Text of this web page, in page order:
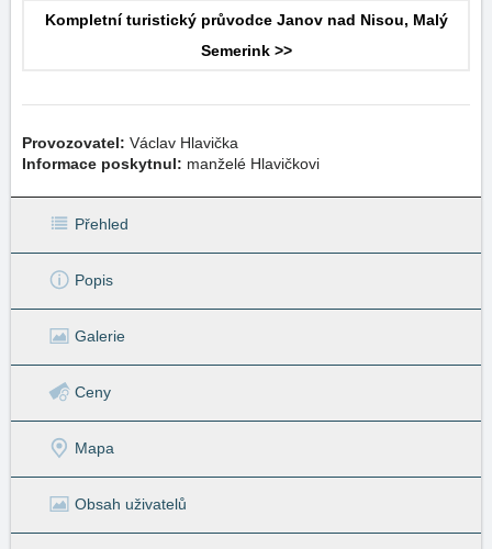
Kompletní turistický průvodce Janov nad Nisou, Malý
Semerink >>
Provozovatel: Václav Hlavička
Informace poskytnul: manželé Hlavičkovi
Přehled
Popis
Galerie
Ceny
Mapa
Obsah uživatelů